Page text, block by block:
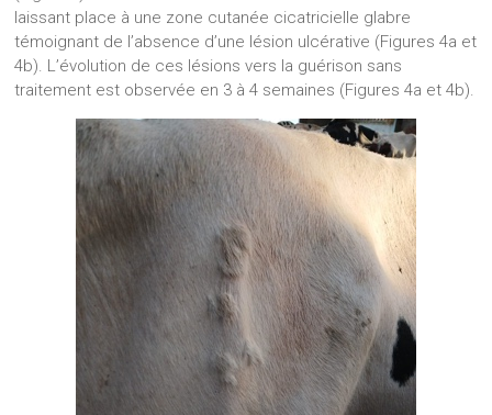
laissant place à une zone cutanée cicatricielle glabre
témoignant de l’absence d’une lésion ulcérative (Figures 4a et
4b). L’évolution de ces lésions vers la guérison sans
traitement est observée en 3 à 4 semaines (Figures 4a et 4b).